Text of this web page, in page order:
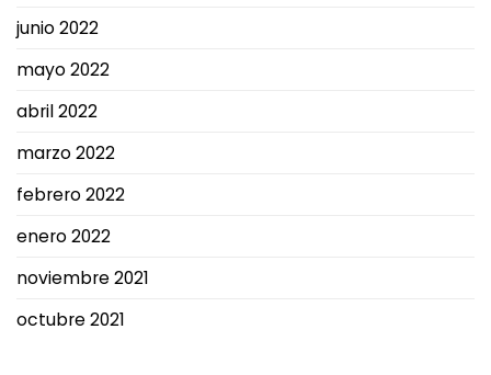
junio 2022
mayo 2022
abril 2022
marzo 2022
febrero 2022
enero 2022
noviembre 2021
octubre 2021